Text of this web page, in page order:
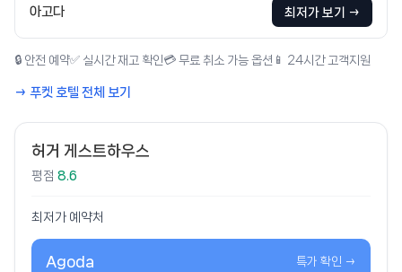
아고다 최저가 보기 →
🔒 안전 예약✅ 실시간 재고 확인 💳 무료 취소 가능 옵션 📱 24시간 고객지원
→ 푸켓 호텔 전체 보기
허거 게스트하우스
평점 8.6
최저가 예약처
Agoda 특가 확인 →